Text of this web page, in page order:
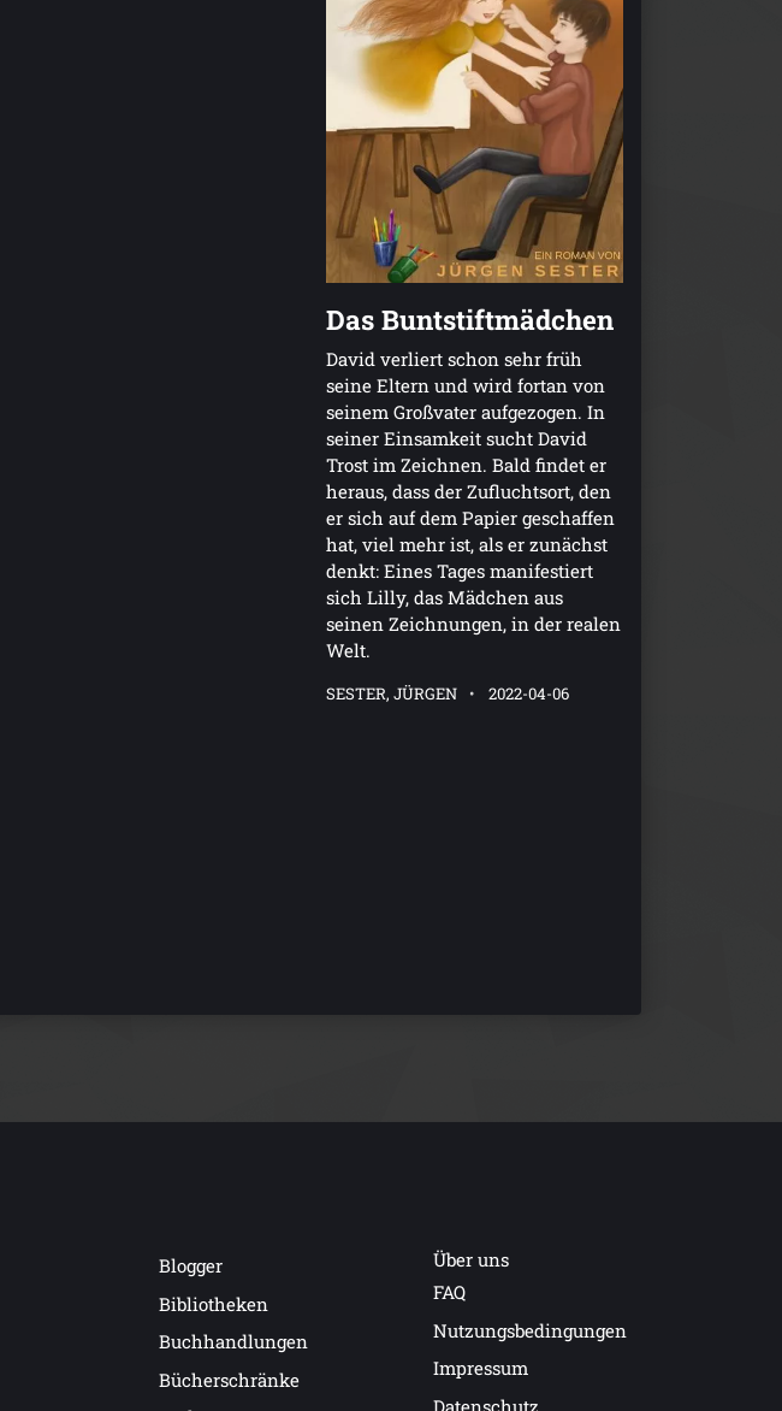
Das Buntstiftmädchen
David verliert schon sehr früh
seine Eltern und wird fortan von
seinem Großvater aufgezogen. In
seiner Einsamkeit sucht David
Trost im Zeichnen. Bald findet er
heraus, dass der Zufluchtsort, den
er sich auf dem Papier geschaffen
hat, viel mehr ist, als er zunächst
denkt: Eines Tages manifestiert
sich Lilly, das Mädchen aus
seinen Zeichnungen, in der realen
Welt.
SESTER, JÜRGEN 2022-04-06
Blogger
Bibliotheken
Buchhandlungen
Bücherschränke
Über uns
FAQ
Nutzungsbedingungen
Impressum
Datenschutz